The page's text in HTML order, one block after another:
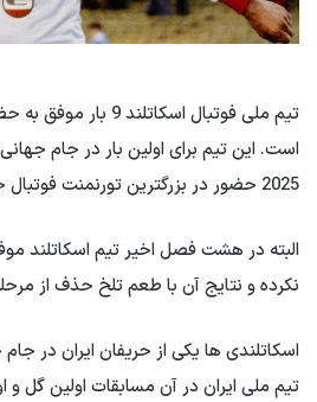
تیم ملی فوتبال
2025 حضور در بزرگترین تورنمنت فوتبال جهان را جشن گرفت.
البته در هشت فصل اخیر تیم
نکرده و نتایج آن با طعم تلخ حذف از
تیم ملی ایران در آن مسابقات اولین گل و